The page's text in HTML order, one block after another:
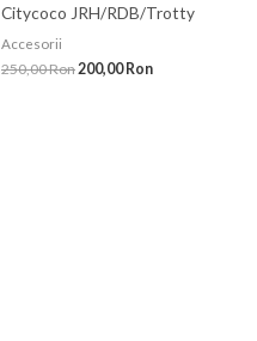
Citycoco JRH/RDB/Trotty
Accesorii
250,00Ron200,00 Ron